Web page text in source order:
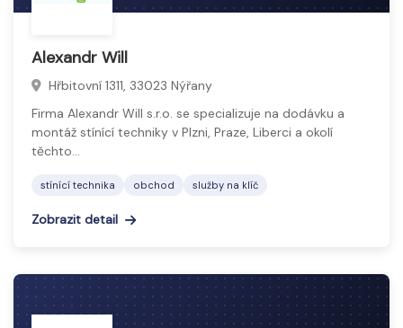
Alexandr Will
Hřbitovní 1311, 33023 Nýřany
Firma Alexandr Will s.r.o. se specializuje na dodávku a
montáž stínící techniky v Plzni, Praze, Liberci a okolí
těchto…
stínící technika obchod služby na klíč
Zobrazit detail